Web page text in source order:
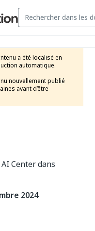
a été localisé en
automatique.
nouvellement publié
avant d’être
Center dans
2024